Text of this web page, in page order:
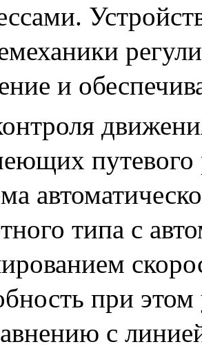
и
путевого
типа с
при этом
с